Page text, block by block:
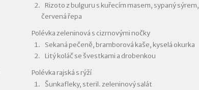
Rizoto z bulguru s kuřecím masem, sypaný sýrem,
červená řepa
Polévka zeleninová s cizrnovými nočky
Sekaná pečeně, bramborová kaše, kyselá okurka
Litý koláč se švestkami a drobenkou
Polévka rajská s rýží
Šunkafleky, steril. zeleninový salát